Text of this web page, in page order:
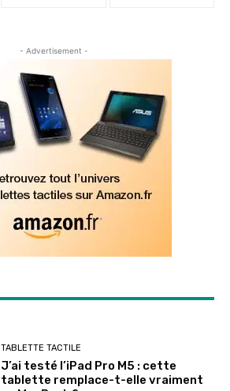
- Advertisement -
TABLETTE TACTILE
J’ai testé l’iPad Pro M5 : cette
tablette remplace-t-elle vraiment